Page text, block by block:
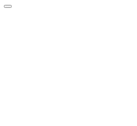
Toggle